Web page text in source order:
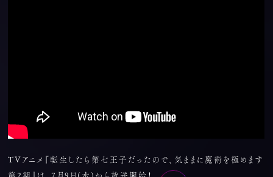
TVアニメ『転生したら第七王子だったので、気ままに魔術を極めます